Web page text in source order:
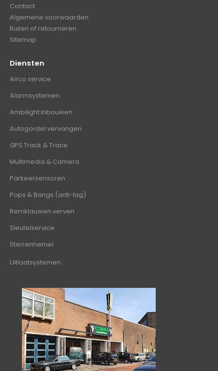
Contact
Algemene voorwaarden
Ruilen of retourneren
Sitemap
Diensten
Airco service
Alarmsystemen
Ambilight inbouwen
Autogordel vervangen
GPS Track & Trace
Multimedia & Camera
Parkeersensoren
Pops & Bangs (anti-lag)
Remklauwen verven
Sleutelservice
Sterrenhemel
Uitlaatsystemen